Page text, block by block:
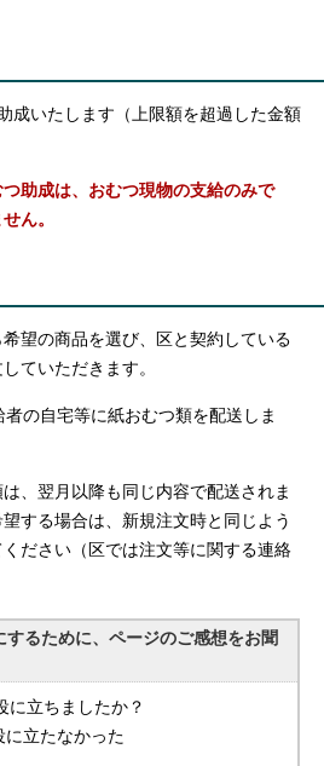
成いたします（上限額を超過した金額
つ助成は、おむつ現物の支給のみで
ん。
望の商品を選び、区と契約している
ていただきます。
の自宅等に紙おむつ類を配送しま
、翌月以降も同じ内容で配送されま
する場合は、新規注文時と同じよう
ださい（区では注文等に関する連絡
するために、ページのご感想をお聞
に立ちましたか？
に立たなかった